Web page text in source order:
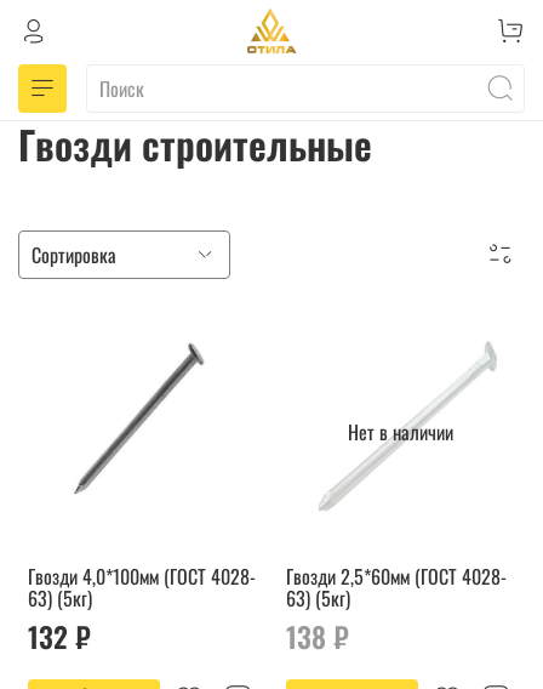
Гвозди строительные
Гвозди 4,0*100мм (ГОСТ 4028-
63) (5кг)
132 ₽
Нет в наличии
Гвозди 2,5*60мм (ГОСТ 4028-
63) (5кг)
138 ₽